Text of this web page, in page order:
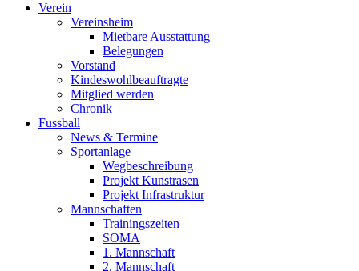
Verein
Vereinsheim
Mietbare Ausstattung
Belegungen
Vorstand
Kindeswohlbeauftragte
Mitglied werden
Chronik
Fussball
News & Termine
Sportanlage
Wegbeschreibung
Projekt Kunstrasen
Projekt Infrastruktur
Mannschaften
Trainingszeiten
SOMA
1. Mannschaft
2. Mannschaft